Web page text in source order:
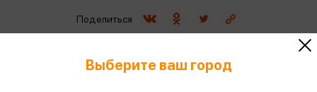
Поделиться
Выберите ваш город